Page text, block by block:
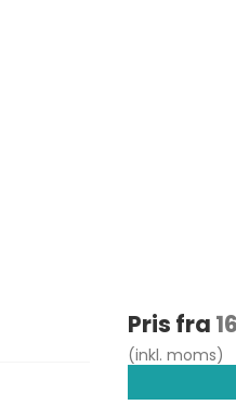
Pris fra
(inkl. moms)